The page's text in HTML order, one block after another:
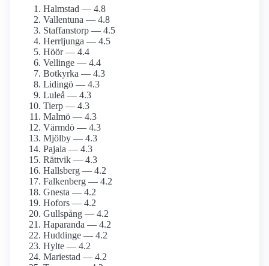
Halmstad — 4.8
Vallentuna — 4.8
Staffanstorp — 4.5
Herrljunga — 4.5
Höör — 4.4
Vellinge — 4.4
Botkyrka — 4.3
Lidingö — 4.3
Luleå — 4.3
Tierp — 4.3
Malmö — 4.3
Värmdö — 4.3
Mjölby — 4.3
Pajala — 4.3
Rättvik — 4.3
Hallsberg — 4.2
Falkenberg — 4.2
Gnesta — 4.2
Hofors — 4.2
Gullspång — 4.2
Haparanda — 4.2
Huddinge — 4.2
Hylte — 4.2
Mariestad — 4.2